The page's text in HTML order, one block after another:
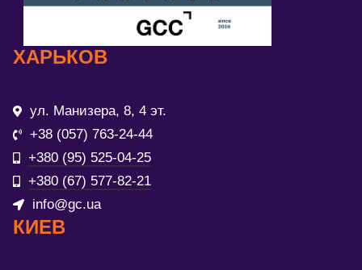
ХАРЬКОВ
ул. Манизера, 8, 4 эт.
+38 (057) 763-24-44
+380 (95) 525-04-25
+380 (67) 577-82-21
info@gc.ua
КИЕВ